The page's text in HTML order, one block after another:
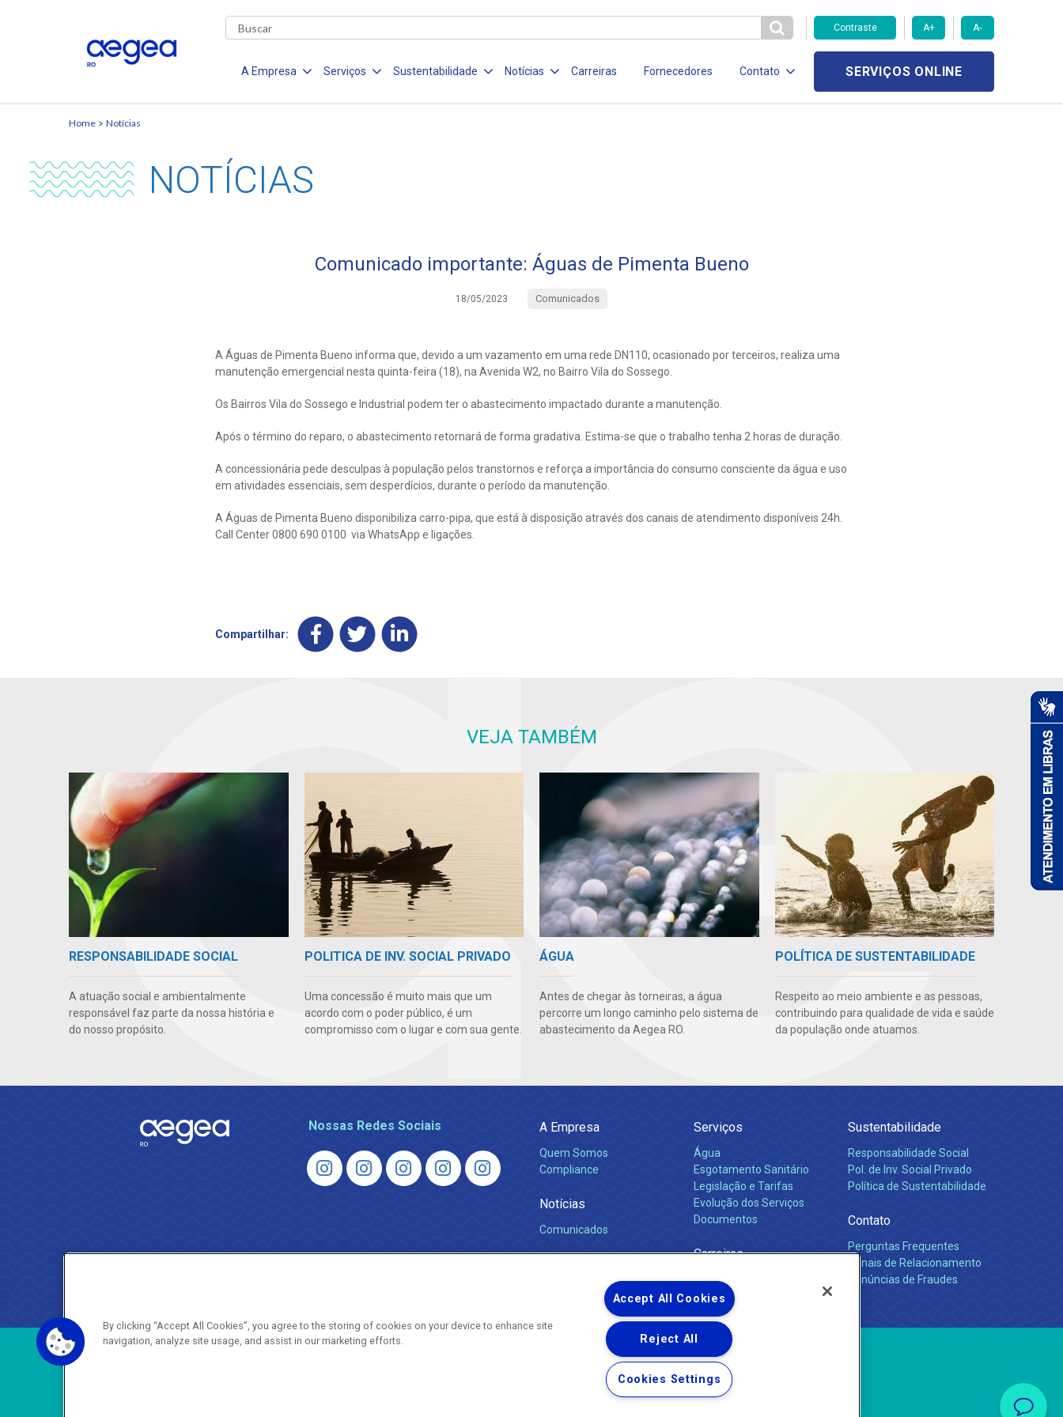
Contraste A+ A-
A Empresa Serviços Sustentabilidade Notícias Carreiras Fornecedores Contato SERVIÇOS ONLINE
Home Notícias
NOTÍCIAS
Comunicado importante: Águas de Pimenta Bueno
18/05/2023 Comunicados
A Águas de Pimenta Bueno informa que, devido a um vazamento em uma rede DN110, ocasionado por terceiros, realiza uma
manutenção emergencial nesta quinta-feira (18), na Avenida W2, no Bairro Vila do Sossego.
Os Bairros Vila do Sossego e Industrial podem ter o abastecimento impactado durante a manutenção.
Após o término do reparo, o abastecimento retornará de forma gradativa. Estima-se que o trabalho tenha 2 horas de duração.
A concessionária pede desculpas à população pelos transtornos e reforça a importância do consumo consciente da água e uso
em atividades essenciais, sem desperdícios, durante o período da manutenção.
A Águas de Pimenta Bueno disponibiliza carro-pipa, que está à disposição através dos canais de atendimento disponíveis 24h.
Call Center 0800 690 0100 via WhatsApp e ligações.
Compartilhar:
VEJA TAMBÉM
RESPONSABILIDADE SOCIAL
A atuação social e ambientalmente
responsável faz parte da nossa história e
do nosso propósito.
POLITICA DE INV. SOCIAL PRIVADO
Uma concessão é muito mais que um
acordo com o poder público, é um
compromisso com o lugar e com sua gente.
ÁGUA
Antes de chegar às torneiras, a água
percorre um longo caminho pelo sistema de
abastecimento da Aegea RO.
POLÍTICA DE SUSTENTABILIDADE
Respeito ao meio ambiente e as pessoas,
contribuindo para qualidade de vida e saúde
da população onde atuamos.
Nossas Redes Sociais A Empresa
Quem Somos
Compliance
Notícias
Comunicados
Serviços
Água
Esgotamento Sanitário
Legislação e Tarifas
Evolução dos Serviços
Documentos
Carreiras
Sustentabilidade
Responsabilidade Social
Pol. de Inv. Social Privado
Política de Sustentabilidade
Contato
Perguntas Frequentes
Canais de Relacionamento
Denúncias de Fraudes
Copyright © 2026 - Todos os Direitos Reservados.
By clicking “Accept All Cookies”, you agree to the storing of cookies on your device to enhance site
navigation, analyze site usage, and assist in our marketing efforts.
Accept All Cookies
Reject All
Cookies Settings